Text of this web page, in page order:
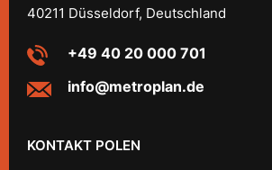
40211 Düsseldorf, Deutschland
+49 40 20 000 701
info@metroplan.de
KONTAKT POLEN